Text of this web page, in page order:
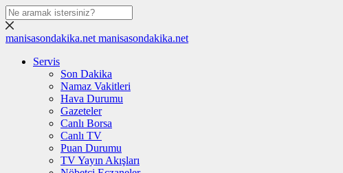
manisasondakika.net manisasondakika.net
Servis
Son Dakika
Namaz Vakitleri
Hava Durumu
Gazeteler
Canlı Borsa
Canlı TV
Puan Durumu
TV Yayın Akışları